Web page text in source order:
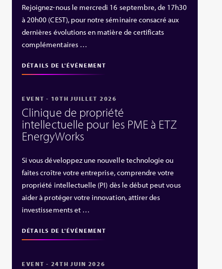
Rejoignez-nous le mercredi 16 septembre, de 17h30
à 20h00 (CEST), pour notre séminaire consacré aux
dernières évolutions en matière de certificats
complémentaires …
DÉTAILS DE L'ÉVÉNEMENT
EVENT - 10TH JUILLET 2026
Clinique de propriété
intellectuelle pour les PME à ETZ
EnergyWorks
Si vous développez une nouvelle technologie ou
faites croître votre entreprise, comprendre votre
propriété intellectuelle (PI) dès le début peut vous
aider à protéger votre innovation, attirer des
investissements et …
DÉTAILS DE L'ÉVÉNEMENT
EVENT - 24TH JUIN 2026